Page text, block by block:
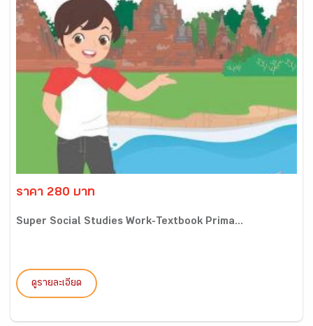
ราคา 280 บาท
Super Social Studies Work-Textbook Prima...
ดูรายละเอียด